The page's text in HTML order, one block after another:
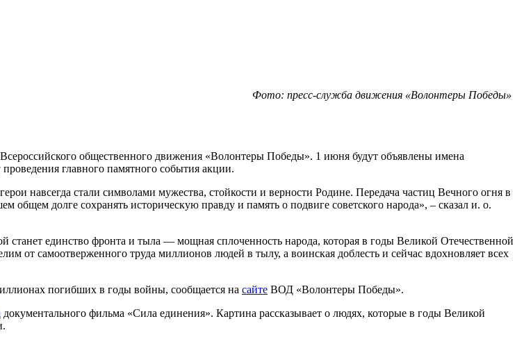
Фото: пресс-служба движения «Волонтеры Победы»
общественного движения «Волонтеры Победы». 1 июня будут объявлены имена
главного памятного события акции.
навсегда стали символами мужества, стойкости и верности Родине. Передача частиц Вечного огня в
долге сохранять историческую правду и память о подвиге советского народа», – сказал и. о.
единство фронта и тыла — мощная сплоченность народа, которая в годы Великой Отечественной
от самоотверженного труда миллионов людей в тылу, а воинская доблесть и сейчас вдохновляет всех
погибших в годы войны, сообщается на сайте ВОД «Волонтеры Победы».
документального фильма «Сила единения». Картина рассказывает о людях, которые в годы Великой